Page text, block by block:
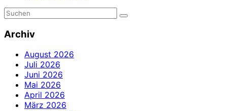
Archiv
August 2026
Juli 2026
Juni 2026
Mai 2026
April 2026
März 2026